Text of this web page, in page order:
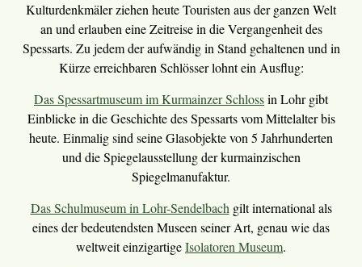
Kulturdenkmäler ziehen heute Touristen aus der ganzen Welt
an und erlauben eine Zeitreise in die Vergangenheit des
Spessarts. Zu jedem der aufwändig in Stand gehaltenen und in
Kürze erreichbaren Schlösser lohnt ein Ausflug:
Das Spessartmuseum im Kurmainzer Schlossin Lohr gibt
Einblicke in die Geschichte des Spessarts vom Mittelalter bis
heute. Einmalig sind seine Glasobjekte von 5 Jahrhunderten
und die Spiegelausstellung der kurmainzischen
Spiegelmanufaktur.
Das Schulmuseum in Lohr-Sendelbachgilt international als
eines der bedeutendsten Museen seiner Art, genau wie das
weltweit einzigartigeIsolatoren Museum.